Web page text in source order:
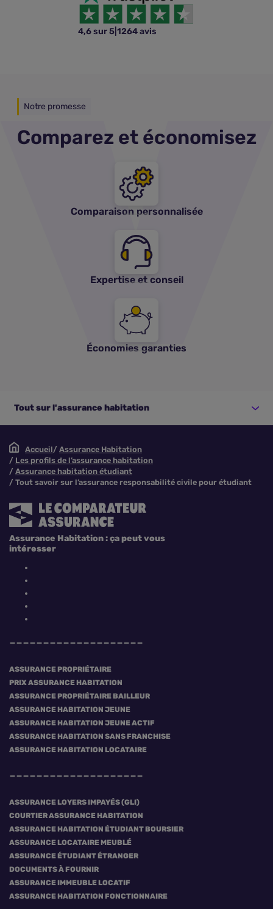
4,6 sur 5 1264 avis
Notre promesse
Comparez et économisez
Comparaison personnalisée
Expertise et conseil
Économies garanties
Tout sur l'assurance habitation
Accueil
Assurance Habitation
Les profils de l’assurance habitation
Assurance habitation étudiant
Tout savoir sur l’assurance responsabilité civile pour étudiant
ASSURANCE PROPRIÉTAIRE
PRIX ASSURANCE HABITATION
ASSURANCE PROPRIÉTAIRE BAILLEUR
ASSURANCE HABITATION JEUNE
ASSURANCE HABITATION JEUNE ACTIF
ASSURANCE HABITATION SANS FRANCHISE
ASSURANCE HABITATION LOCATAIRE
ASSURANCE LOYERS IMPAYÉS (GLI)
COURTIER ASSURANCE HABITATION
ASSURANCE HABITATION ÉTUDIANT BOURSIER
ASSURANCE LOCATAIRE MEUBLÉ
ASSURANCE ÉTUDIANT ÉTRANGER
DOCUMENTS À FOURNIR
ASSURANCE IMMEUBLE LOCATIF
ASSURANCE HABITATION FONCTIONNAIRE
Assurance Habitation : ça peut vous
intéresser